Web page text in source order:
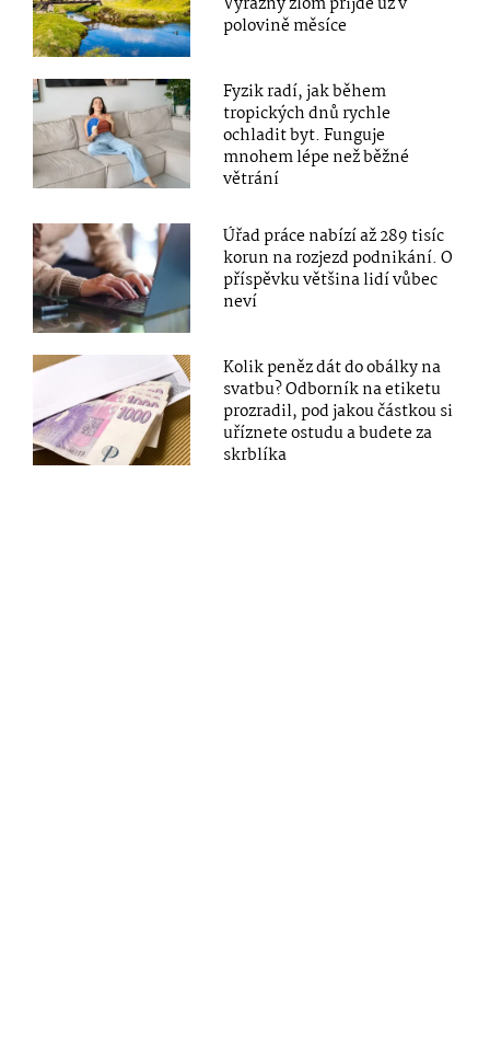
polovině měsíce
Fyzik radí, jak během
tropických dnů rychle
ochladit byt. Funguje
mnohem lépe než běžné
větrání
Úřad práce nabízí až 289 tisíc
korun na rozjezd podnikání. O
příspěvku většina lidí vůbec
neví
Kolik peněz dát do obálky na
svatbu? Odborník na etiketu
prozradil, pod jakou částkou si
uříznete ostudu a budete za
skrblíka